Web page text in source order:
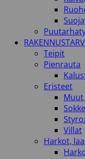
Teipit
Pienrauta
Eristeet
Villat
Harkot,